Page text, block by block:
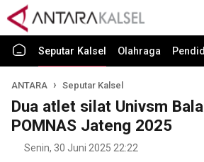
Seputar Kalsel Olahraga
ANTARA Seputar Kalsel
Dua atlet silat Univsm
POMNAS Jateng 2025
Senin, 30 Juni 2025 22:22